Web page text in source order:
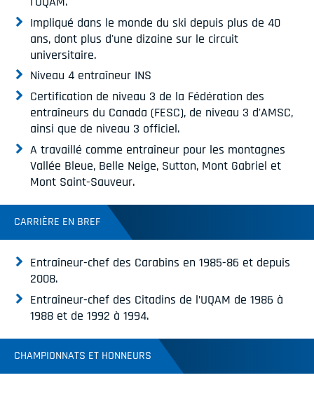
Impliqué dans le monde du ski depuis plus de 40
ans, dont plus d'une dizaine sur le circuit
universitaire.
Niveau 4 entraîneur INS
Certification de niveau 3 de la Fédération des
entraîneurs du Canada (FESC), de niveau 3 d'AMSC,
ainsi que de niveau 3 officiel.
A travaillé comme entraîneur pour les montagnes
Vallée Bleue, Belle Neige, Sutton, Mont Gabriel et
Mont Saint-Sauveur.
CARRIÈRE EN BREF
Entraîneur-chef des Carabins en 1985-86 et depuis
2008.
Entraîneur-chef des Citadins de l’UQAM de 1986 à
1988 et de 1992 à 1994.
CHAMPIONNATS ET HONNEURS